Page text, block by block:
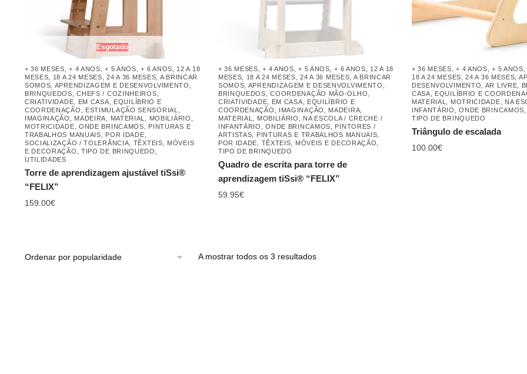
Esgotado
+ 36 MESES ,+ 4 ANOS ,+ 5 ANOS ,+ 6 ANOS
12 A 18
MESES
18 A 24 MESES ,24 A 36 MESES A BRINCAR
SOMOS APRENDIZAGEM E DESENVOLVIMENTO
BRINQUEDOS ,CHEFS / COZINHEIROS
CRIATIVIDADE
EM CASA
EQUILÍBRIO E
COORDENAÇÃO
ESTIMULAÇÃO SENSORIAL
IMAGINAÇÃO
MADEIRA MATERIAL MOBILIÁRIO
MOTRICIDADE
ONDE BRINCAMOS
PINTURAS E
TRABALHOS MANUAIS
POR IDADE
SOCIALIZAÇÃO / TOLERÂNCIA
TÊXTEIS, MÓVEIS
E DECORAÇÃO
TIPO DE BRINQUEDO
UTILIDADES
Torre de aprendizagem ajustável tiSsi®
“FELIX”
159.00€
+ 36 MESES ,+ 4 ANOS ,+ 5 ANOS ,+ 6 ANOS
12 A 18
MESES
18 A 24 MESES ,24 A 36 MESES A BRINCAR
SOMOS APRENDIZAGEM E DESENVOLVIMENTO
BRINQUEDOS ,COORDENAÇÃO MÃO-OLHO
CRIATIVIDADE
EM CASA
EQUILÍBRIO E
COORDENAÇÃO
IMAGINAÇÃO MADEIRA
MATERIAL
MOBILIÁRIO
NA ESCOLA / CRECHE /
INFANTÁRIO
,ONDE BRINCAMOS
PINTORES /
ARTISTAS
PINTURAS E TRABALHOS MANUAIS
POR IDADE
TÊXTEIS, MÓVEIS E DECORAÇÃO
TIPO DE BRINQUEDO
Quadro de escrita para torre de
aprendizagem tiSsi® “FELIX”
59.95€
+ 36 MESES ,+ 4 ANOS ,+ 5 ANOS
18 A 24 MESES ,24 A 36 MESES
DESENVOLVIMENTO
AR LIVRE
CASA
EQUILÍBRIO E
MATERIAL
MOTRICIDADE
NA
INFANTÁRIO
,ONDE BRINCAMOS
TIPO DE BRINQUEDO
Triângulo de escalada
100.00€
A mostrar todos os 3 resultados